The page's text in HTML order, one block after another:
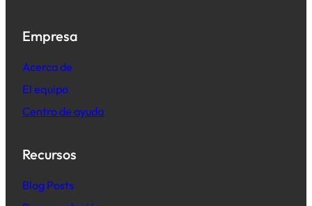
Empresa
Acerca de
El equipo
Centro de ayuda
Recursos
Blog Posts